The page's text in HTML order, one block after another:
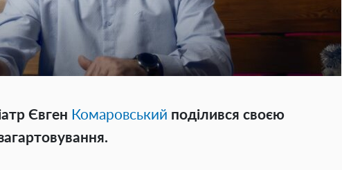
Євген Комаровський поділився своєю